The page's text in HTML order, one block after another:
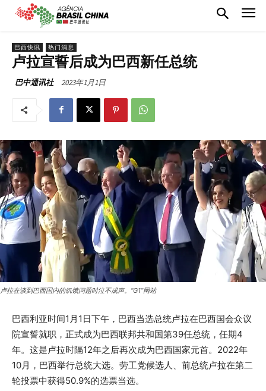
巴西快讯 热门消息
卢拉宣誓后成为巴西新任总统
巴中通讯社 2023年1月1日
卢拉在谈到巴西国内的饥饿问题时泣不成声。“G1”网站
巴西利亚时间1月1日下午，巴西当选总统卢拉在巴西国会众议
院宣誓就职，正式成为巴西联邦共和国第39任总统，任期4
年。这是卢拉时隔12年之后再次成为巴西国家元首。2022年
10月，巴西举行总统大选。劳工党候选人、前总统卢拉在第二
轮投票中获得50.9%的选票当选。